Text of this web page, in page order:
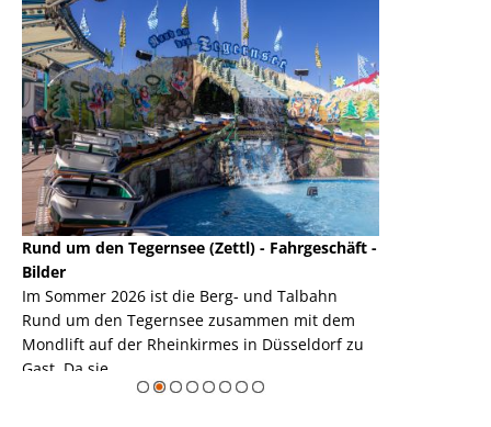
Rund um den Tegernsee (Zettl) - Fahrgeschäft -
Bilder
Im Sommer 2026 ist die Berg- und Talbahn
Rund um den Tegernsee zusammen mit dem
Mondlift auf der Rheinkirmes in Düsseldorf zu
Gast. Da sie ...